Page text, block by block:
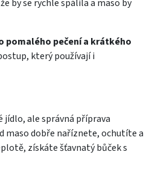
by se rychle spálila a maso by
pomalého pečení a krátkého
který používají i
jídlo, ale správná příprava
maso dobře naříznete, ochutíte a
získáte šťavnatý bůček s